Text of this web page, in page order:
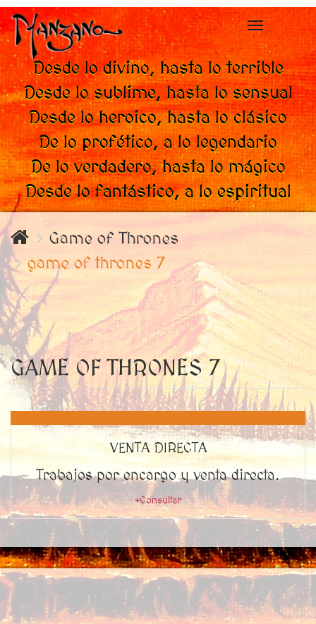
Toggle
navigation
Desde lo divino, hasta lo terrible
Desde lo sublime, hasta lo sensual
Desde lo heroico, hasta lo clásico
De lo profético, a lo legendario
De lo verdadero, hasta lo mágico
Desde lo fantástico, a lo espiritual
Game of Thrones
game of thrones 7
GAME OF THRONES 7
VENTA DIRECTA
Trabajos por encargo y venta directa.
+Consultar